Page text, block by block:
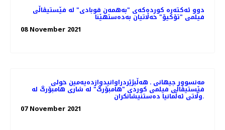
دوو ئەکتەرە کوردەکەی "بەهمەن قوبادی" لە فێستیڤاڵی
فیلمی "تۆکیۆ" خەڵاتیان بەدەستهێنا
08 November 2021
مەنسوور جیهانی ـ هه‌ڵبژێردراوانیدوازدەیەمین خولی
فێستیڤاڵی فیلمی کوردی "هامبۆرگ" لە شاری هامبۆرگ لە
وڵاتی ئەڵمانیا ده‌ستنیشانکران.
07 November 2021